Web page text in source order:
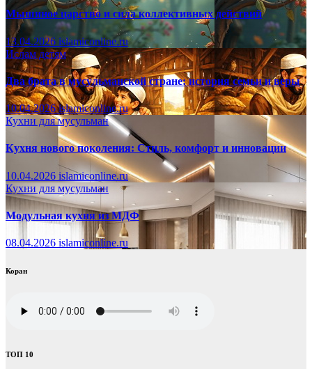
Мышиное царство и сила коллективных действий
13.04.2026 islamiconline.ru
Ислам детям
Два брата в мусульманской стране: история семьи и веры
10.04.2026islamiconline.ru
Кухни для мусульман
Кухня нового поколения: Стиль, комфорт и инновации
10.04.2026 islamiconline.ru
Кухни для мусульман
Модульная кухня из МДФ
08.04.2026 islamiconline.ru
Коран
ТОП 10